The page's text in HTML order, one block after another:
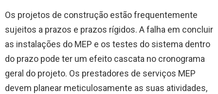
Os projetos de construção estão frequentemente
sujeitos a prazos e prazos rígidos. A falha em concluir
as instalações do MEP e os testes do sistema dentro
do prazo pode ter um efeito cascata no cronograma
geral do projeto. Os prestadores de serviços MEP
devem planear meticulosamente as suas atividades,